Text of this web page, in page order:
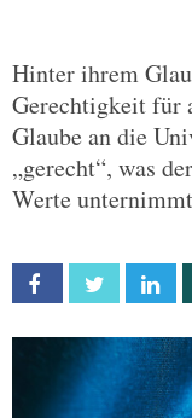
Hinter ihrem
Gerechtigkeit für
Glaube an die
„gerecht“, was
Werte
Facebook Twitter